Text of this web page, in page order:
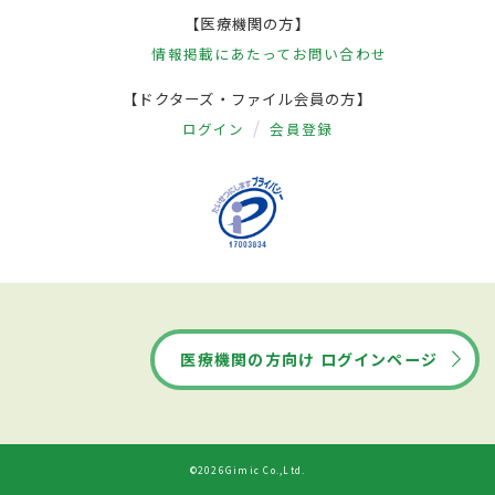
【医療機関の方】
情報掲載にあたって お問い合わせ
【ドクターズ・ファイル会員の方】
ログイン 会員登録
医療機関の方向け ログインページ
©2026Gimic Co.,Ltd.